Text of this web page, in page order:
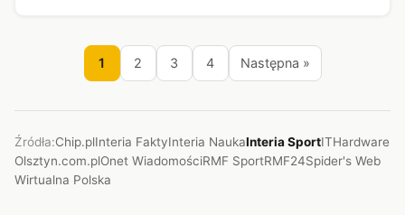
1 2 3 4 Następna »
Źródła:Chip.plInteria FaktyInteria NaukaInteria SportITHardware
Olsztyn.com.plOnet WiadomościRMF SportRMF24Spider's Web
Wirtualna Polska